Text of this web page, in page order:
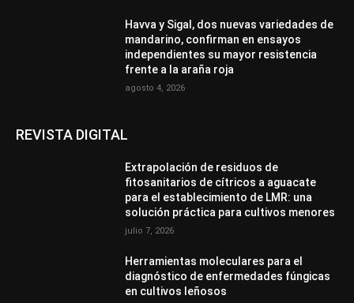
Havva y Sigal, dos nuevas variedades de
mandarino, confirman en ensayos
independientes su mayor resistencia
frente a la araña roja
agosto 4, 2026
REVISTA DIGITAL
Extrapolación de residuos de
fitosanitarios de cítricos a aguacate
para el establecimiento de LMR: una
solución práctica para cultivos menores
julio 7, 2026
Herramientas moleculares para el
diagnóstico de enfermedades fúngicas
en cultivos leñosos